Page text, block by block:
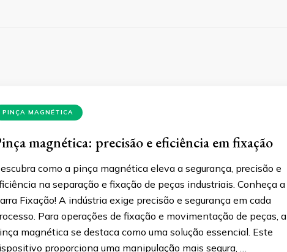
PINÇA MAGNÉTICA
magnética: precisão e eficiência em fixação
como a pinça magnética eleva a segurança, precisão e
na separação e fixação de peças industriais. Conheça a
Fixação! A indústria exige precisão e segurança em cada
Para operações de fixação e movimentação de peças, a
magnética se destaca como uma solução essencial. Este
proporciona uma manipulação mais segura, …